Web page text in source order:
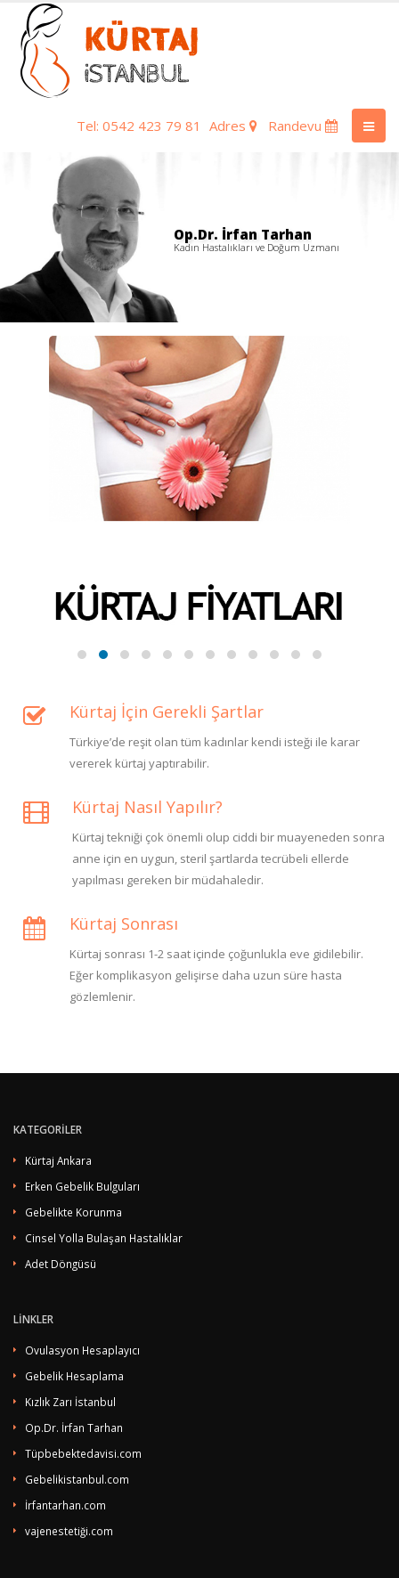
Tel: 0542 423 79 81 Adres Randevu
Op.Dr. İrfan Tarhan
Kadın Hastalıkları ve Doğum Uzmanı
Kürtaj İçin Gerekli Şartlar
Türkiye’de reşit olan tüm kadınlar kendi isteği ile karar
vererek kürtaj yaptırabilir.
Kürtaj Nasıl Yapılır?
Kürtaj tekniği çok önemli olup ciddi bir muayeneden sonra
anne için en uygun, steril şartlarda tecrübeli ellerde
yapılması gereken bir müdahaledir.
Kürtaj Sonrası
Kürtaj sonrası 1-2 saat içinde çoğunlukla eve gidilebilir.
Eğer komplikasyon gelişirse daha uzun süre hasta
gözlemlenir.
KATEGORİLER
Kürtaj Ankara
Erken Gebelik Bulguları
Gebelikte Korunma
Cinsel Yolla Bulaşan Hastalıklar
Adet Döngüsü
LİNKLER
Ovulasyon Hesaplayıcı
Gebelik Hesaplama
Kızlık Zarı İstanbul
Op.Dr. İrfan Tarhan
Tüpbebektedavisi.com
Gebelikistanbul.com
İrfantarhan.com
vajenestetiği.com